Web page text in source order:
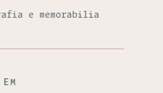
e memorabilia